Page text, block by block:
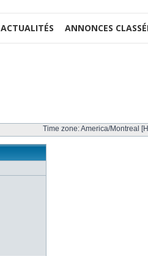
ACTUALITÉS ANNONCES
Time zone: America/Montreal